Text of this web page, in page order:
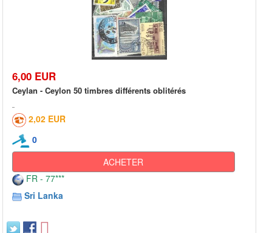
6,00 EUR
Ceylan - Ceylon 50 timbres différents oblitérés
2,02 EUR
0
ACHETER
FR - 77***
Sri Lanka